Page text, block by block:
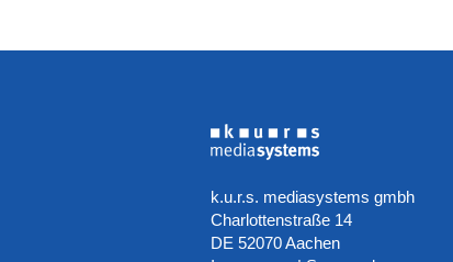
k.u.r.s. mediasystems gmbh
Charlottenstraße 14
DE 52070 Aachen